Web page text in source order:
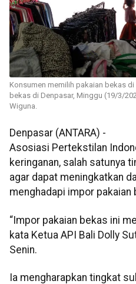
Konsumen memilih pakaian bekas
bekas di Denpasar, Minggu (19/3/
Wiguna.
Denpasar (ANTARA) -
Asosiasi Pertekstilan
keringanan, salah satunya
agar dapat meningkatkan
menghadapi impor pakaian
“Impor pakaian bekas ini
kata Ketua API Bali Dolly
Senin.
Ia mengharapkan tingkat